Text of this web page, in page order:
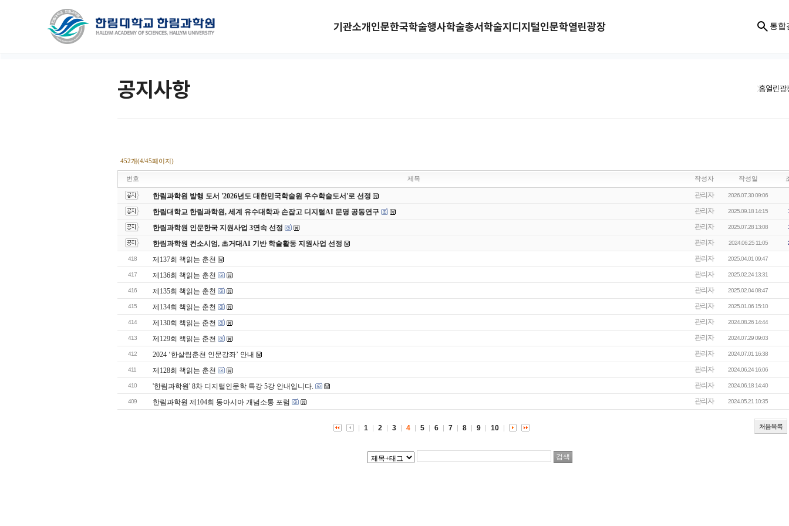
기관소개인문한국학술행사학술총서학술지디지털인문학열린광장 통합
공지사항 홈열린광
452개(4/45페이지)
번호 제목 작성자 작성일
한림과학원 발행 도서 '2026년도 대한민국학술원 우수학술도서'로 선정 관리자 2026.07.30 09:06
한림대학교 한림과학원, 세계 유수대학과 손잡고 디지털AI 문명 공동연구 관리자 2025.09.18 14:15
한림과학원 인문한국 지원사업 3연속 선정 관리자 2025.07.28 13:08
한림과학원 컨소시엄, 초거대AI 기반 학술활동 지원사업 선정 관리자 2024.06.25 11:05
418 제137회 책읽는 춘천 관리자 2025.04.01 09:47
417 제136회 책읽는 춘천 관리자 2025.02.24 13:31
416 제135회 책읽는 춘천 관리자 2025.02.04 08:47
415 제134회 책읽는 춘천 관리자 2025.01.06 15:10
414 제130회 책읽는 춘천 관리자 2024.08.26 14:44
413 제129회 책읽는 춘천 관리자 2024.07.29 09:03
412 2024 ‘한살림춘천 인문강좌’ 안내 관리자 2024.07.01 16:38
411 제128회 책읽는 춘천 관리자 2024.06.24 16:06
410 '한림과학원' 8차 디지털인문학 특강 5강 안내입니다. 관리자 2024.06.18 14:40
409 한림과학원 제104회 동아시아 개념소통 포럼 관리자 2024.05.21 10:35
처음목록
1 2 3 4 5 6 7 8 9 10